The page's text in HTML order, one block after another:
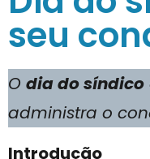
seu
O dia do síndico
administra o
Introdução